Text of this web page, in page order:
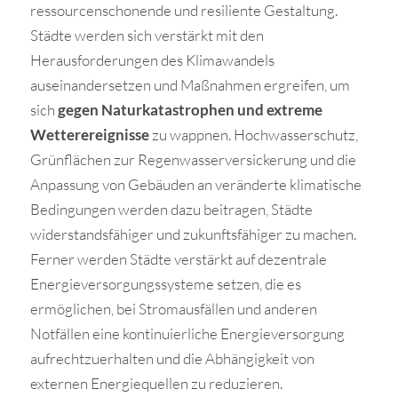
ressourcenschonende und resiliente Gestaltung.
Städte werden sich verstärkt mit den
Herausforderungen des Klimawandels
auseinandersetzen und Maßnahmen ergreifen, um
sichgegen Naturkatastrophen und extreme
Wetterereignissezu wappnen. Hochwasserschutz,
Grünflächen zur Regenwasserversickerung und die
Anpassung von Gebäuden an veränderte klimatische
Bedingungen werden dazu beitragen, Städte
widerstandsfähiger und zukunftsfähiger zu machen.
Ferner werden Städte verstärkt auf dezentrale
Energieversorgungssysteme setzen, die es
ermöglichen, bei Stromausfällen und anderen
Notfällen eine kontinuierliche Energieversorgung
aufrechtzuerhalten und die Abhängigkeit von
externen Energiequellen zu reduzieren.